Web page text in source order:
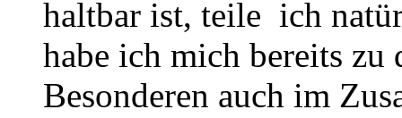
haltbar ist, teile ich
habe ich mich bereits
Besonderen auch im